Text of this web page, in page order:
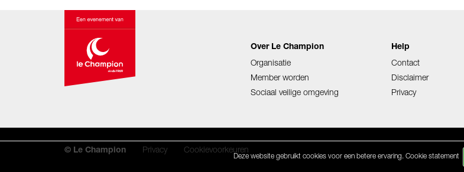
Over Le Champion
Organisatie
Member worden
Sociaal veilige omgeving
Help
Contact
Disclaimer
Privacy
© Le Champion Privacy Cookievoorkeuren
Deze website gebruikt cookies voor een betere ervaring. Cookie statement